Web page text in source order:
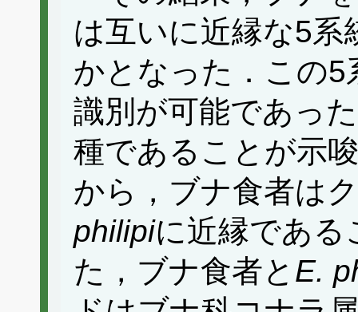
は互いに近縁な5
かとなった．この5
識別が可能であっ
種であることが示
から，ブナ食者は
philipiに近縁である
た，ブナ食者と E.